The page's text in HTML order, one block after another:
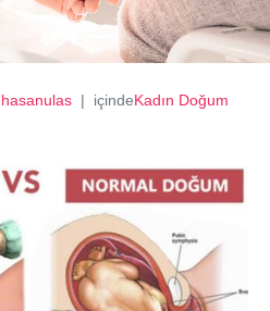
hasanulas içindeKadın Doğum